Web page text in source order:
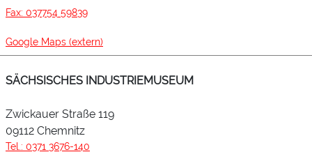
Fax: 037754 59839
Google Maps (extern)
SÄCHSISCHES INDUSTRIEMUSEUM
Zwickauer Straße 119
09112 Chemnitz
Tel.: 0371 3676-140